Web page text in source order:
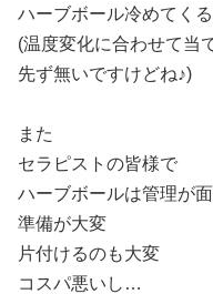
ハーブボール冷めてく
(温度変化に合わせて当
先ず無いですけどね♪)
また
セラピストの皆様で
ハーブボールは管理が
準備が大変
片付けるのも大変
コスパ悪いし…